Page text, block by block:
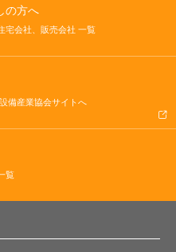
の方へ
宅会社、販売会社 一覧
備産業協会サイトへ
覧